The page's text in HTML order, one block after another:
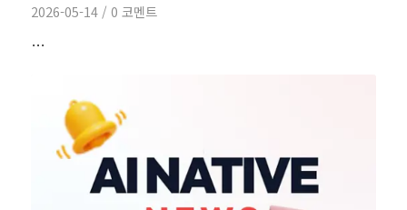
2026-05-14 / 0 코멘트
…